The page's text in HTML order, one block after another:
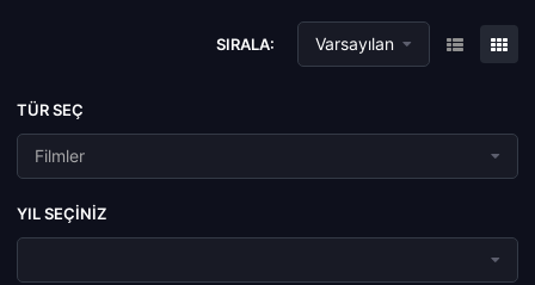
SIRALA: Varsayılan
TÜR SEÇ
Filmler
YIL SEÇINIZ